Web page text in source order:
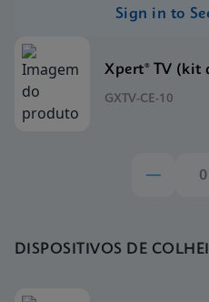
Sign in to
Xpert® TV (kit
GXTV-CE-10
DISPOSITIVOS DE